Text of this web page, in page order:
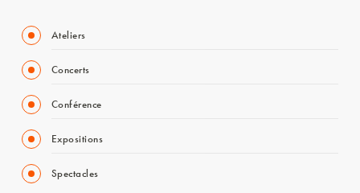
Ateliers
Concerts
Conférence
Expositions
Spectacles